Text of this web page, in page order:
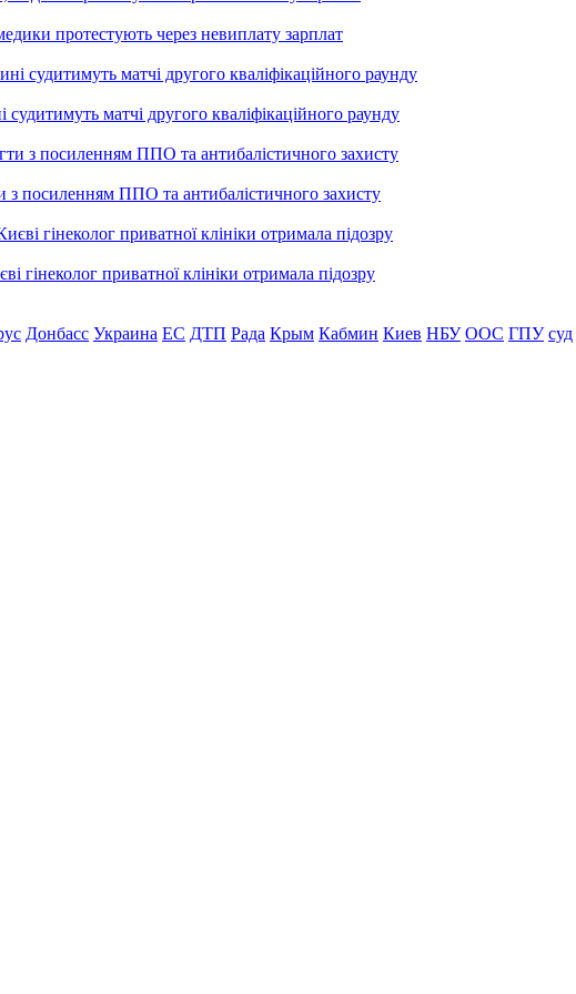
протестують через невиплату зарплат
судитимуть матчі другого кваліфікаційного раунду
з посиленням ППО та антибалістичного захисту
гінеколог приватної клініки отримала підозру
Донбасс Украина ЕС ДТП Рада Крым Кабмин Киев НБУ ООС ГПУ суд